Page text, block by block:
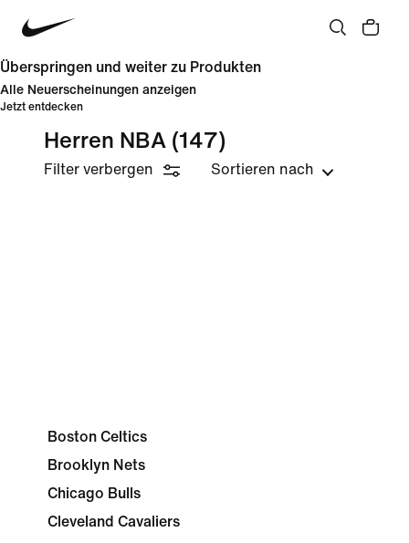
Überspringen und weiter zu Produkten
Alle Neuerscheinungen anzeigen
Jetzt entdecken
Herren NBA (147)
Filter verbergen Sortieren nach
Boston Celtics
Brooklyn Nets
Chicago Bulls
Cleveland Cavaliers